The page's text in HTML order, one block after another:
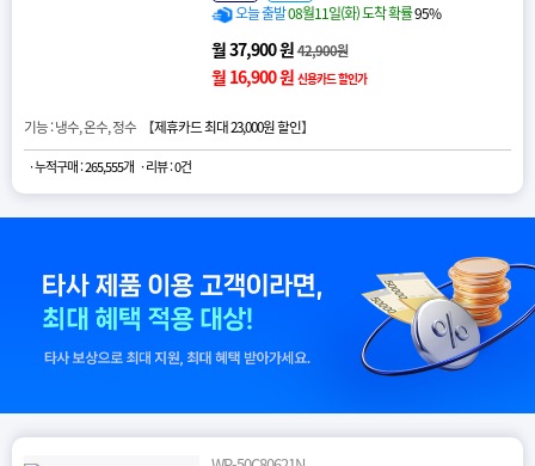
오늘 출발08월11일(화) 도착 확률95%
월 37,900 원42,900원
월 16,900 원 신용카드 할인가
기능 : 냉수, 온수, 정수 【제휴카드 최대 23,000원 할인】
· 누적구매 : 265,555개 · 리뷰 : 0건